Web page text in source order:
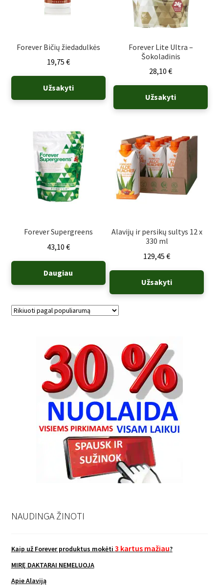
Forever Bičių žiedadulkės
19,75 €
Užsakyti
Forever Lite Ultra –
Šokoladinis
28,10€
Užsakyti
Forever Supergreens
43,10 €
Daugiau
Alavijų ir persikų sultys 12 x
330 ml
129,45€
Užsakyti
populiarumą
NAUDINGA ŽINOTI
Kaip už Forever produktus mokėti 3 kartus mažiau?
MIRĘ DAKTARAI NEMELUOJA
Apie Alaviją